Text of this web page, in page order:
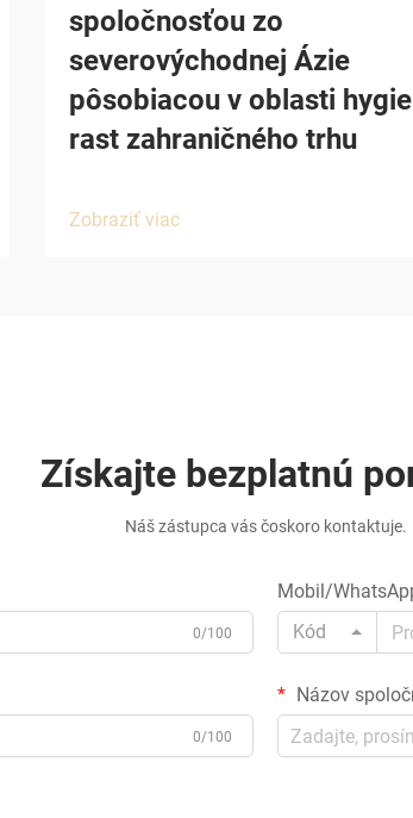
spoločnosťou zo
severovýchodnej Ázie
pôsobiacou v oblasti
rast zahraničného trhu
Zobraziť viac
Získajte bezplatnú
Náš zástupca vás čoskoro kontaktuje.
0/100
Mobil/
Kód
0/100
Názov